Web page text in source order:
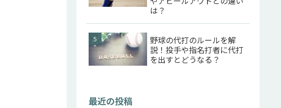
は？
野球の代打のルールを解
説！投手や指名打者に代打
を出すとどうなる？
最近の投稿